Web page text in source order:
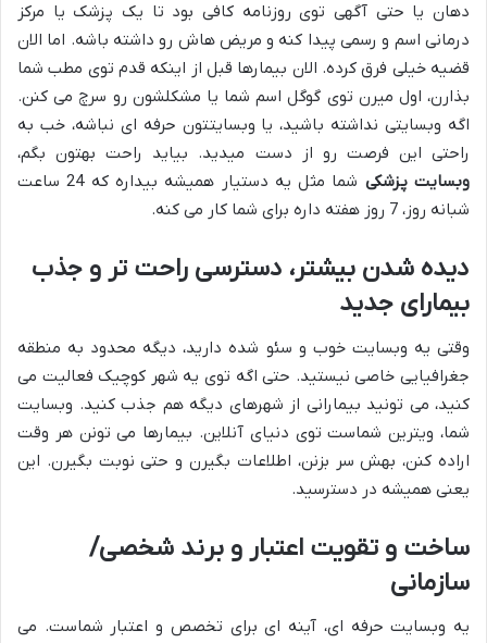
دهان یا حتی آگهی توی روزنامه کافی بود تا یک پزشک یا مرکز
درمانی اسم و رسمی پیدا کنه و مریض هاش رو داشته باشه. اما الان
قضیه خیلی فرق کرده. الان بیمارها قبل از اینکه قدم توی مطب شما
بذارن، اول میرن توی گوگل اسم شما یا مشکلشون رو سرچ می کنن.
اگه وبسایتی نداشته باشید، یا وبسایتتون حرفه ای نباشه، خب به
راحتی این فرصت رو از دست میدید. بیاید راحت بهتون بگم،
وبسایت پزشکی
شما مثل یه دستیار همیشه بیداره که 24 ساعت
شبانه روز، 7 روز هفته داره برای شما کار می کنه.
دیده شدن بیشتر، دسترسی راحت تر و جذب
بیمارای جدید
وقتی یه وبسایت خوب و سئو شده دارید، دیگه محدود به منطقه
جغرافیایی خاصی نیستید. حتی اگه توی یه شهر کوچیک فعالیت می
کنید، می تونید بیمارانی از شهرهای دیگه هم جذب کنید. وبسایت
شما، ویترین شماست توی دنیای آنلاین. بیمارها می تونن هر وقت
اراده کنن، بهش سر بزنن، اطلاعات بگیرن و حتی نوبت بگیرن. این
یعنی همیشه در دسترسید.
ساخت و تقویت اعتبار و برند شخصی/
سازمانی
یه وبسایت حرفه ای، آینه ای برای تخصص و اعتبار شماست. می